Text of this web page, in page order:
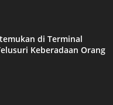
di Terminal
Keberadaan Orang